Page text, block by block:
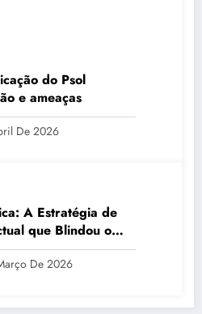
do Psol
e ameaças
De 2026
A Estratégia de
que Blindou o
De 2026